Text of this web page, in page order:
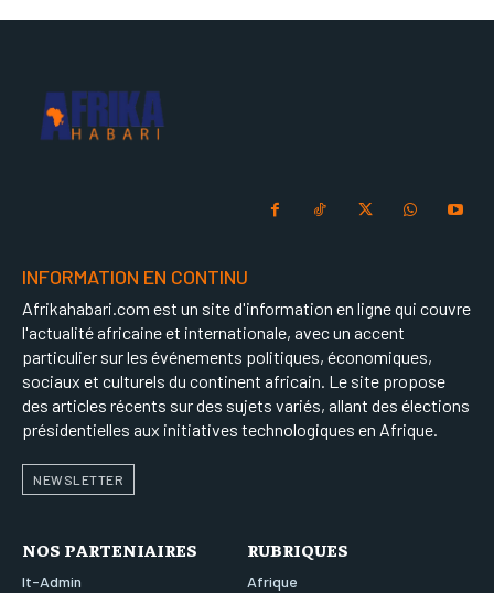
INFORMATION EN CONTINU
Afrikahabari.com est un site d'information en ligne qui couvre
l'actualité africaine et internationale, avec un accent
particulier sur les événements politiques, économiques,
sociaux et culturels du continent africain. Le site propose
des articles récents sur des sujets variés, allant des élections
présidentielles aux initiatives technologiques en Afrique.
NEWSLETTER
NOS PARTENIAIRES
It-Admin
RUBRIQUES
Afrique